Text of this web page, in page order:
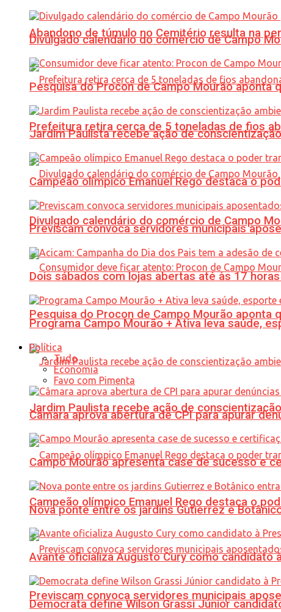
Abandono de túmulo no Cemitério resulta na
Prefeitura retira cerca de 5 toneladas de fios
Divulgado calendário do comércio de Campo
Pesquisa do Procon de Campo Mourão
Jardim Paulista recebe ação de
Campeão olímpico Emanuel Rego destaca o
Previscam convoca servidores municipais
Divulgado calendário do comércio de Campo
Pesquisa do Procon de Campo Mourão
Jardim Paulista recebe ação de
Campeão olímpico Emanuel Rego destaca o
Previscam convoca servidores municipais
Dois sábados com lojas abertas até às 17
Programa Campo Mourão + Ativa leva saúde,
Política
Tudo
Economia
Favo com Pimenta
Câmara aprova abertura de CPI para apurar
Campo Mourão apresenta case de sucesso e
Nova ponte entre os jardins Gutierrez e
Avante oficializa Augusto Cury como candidato
Democrata define Wilson Grassi Júnior